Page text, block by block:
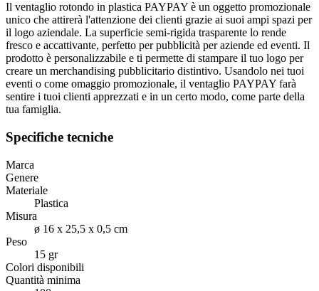
Il ventaglio rotondo in plastica PAYPAY è un oggetto promozionale
unico che attirerà l'attenzione dei clienti grazie ai suoi ampi spazi per
il logo aziendale. La superficie semi-rigida trasparente lo rende
fresco e accattivante, perfetto per pubblicità per aziende ed eventi. Il
prodotto è personalizzabile e ti permette di stampare il tuo logo per
creare un merchandising pubblicitario distintivo. Usandolo nei tuoi
eventi o come omaggio promozionale, il ventaglio PAYPAY farà
sentire i tuoi clienti apprezzati e in un certo modo, come parte della
tua famiglia.
Specifiche tecniche
Marca
Genere
Materiale
Plastica
Misura
ø 16 x 25,5 x 0,5 cm
Peso
15 gr
Colori disponibili
Quantità minima